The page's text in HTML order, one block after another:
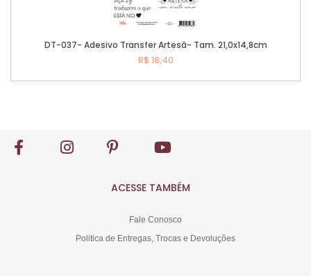
DT-037- Adesivo Transfer Artesã- Tam. 21,0x14,8cm
R$ 18,40
ACESSE TAMBÉM
Fale Conosco
Politica de Entregas, Trocas e Devoluções